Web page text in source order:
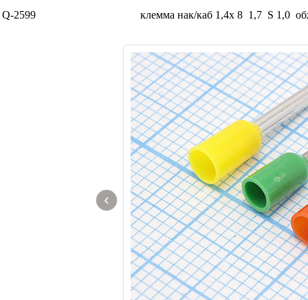
Q-2599
клемма нак/каб 1,4x 8 1,7 S 1,0
‹